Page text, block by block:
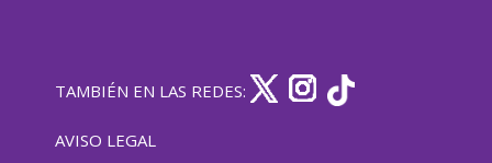
TAMBIÉN EN LAS REDES:
AVISO LEGAL